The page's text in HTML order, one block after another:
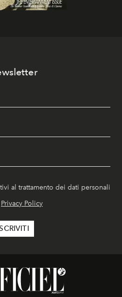
al trattamento dei dati personali
Privacy Policy